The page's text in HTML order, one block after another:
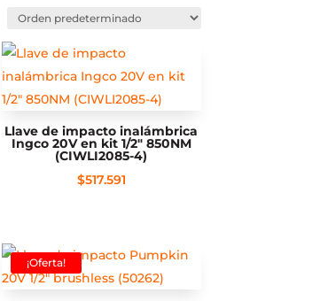
Llave de impacto inalámbrica
Ingco 20V en kit 1/2″ 850NM
(CIWLI2085-4)
$517.591
¡Oferta!